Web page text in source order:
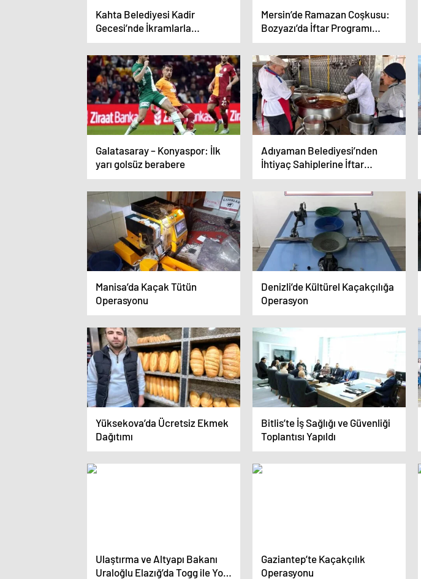
Kahta Belediyesi Kadir
Gecesi’nde İkramlarla
Dayanışma Yaratıyor
Mersin’de Ramazan Coşkusu:
Bozyazı’da İftar Programı
Düzenlendi
Galatasaray – Konyaspor: İlk
yarı golsüz berabere
Adıyaman Belediyesi’nden
İhtiyaç Sahiplerine İftar
Desteği
Manisa’da Kaçak Tütün
Operasyonu
Denizli’de Kültürel Kaçakçılığa
Operasyon
Yüksekova’da Ücretsiz Ekmek
Dağıtımı
Bitlis’te İş Sağlığı ve Güvenliği
Toplantısı Yapıldı
Ulaştırma ve Altyapı Bakanı
Uraloğlu Elazığ’da Togg ile Yol
Gaziantep’te Kaçakçılık
Operasyonu